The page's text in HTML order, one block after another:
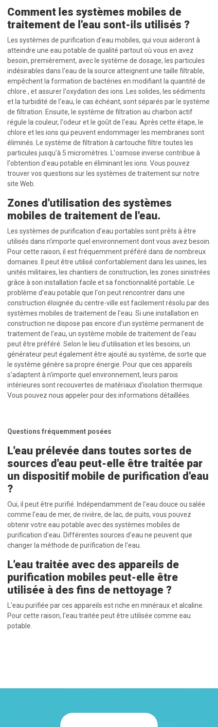
Comment les systèmes mobiles de
traitement de l'eau sont-ils utilisés ?
Les systèmes de purification d'eau mobiles, qui vous aideront à
atteindre une eau potable de qualité partout où vous en avez
besoin, premièrement, avec le système de dosage, les particules
indésirables dans l'eau de la source atteignent une taille filtrable,
empêchent la formation de bactéries en modifiant la quantité de
chlore , et assurer l'oxydation des ions. Les solides, les sédiments
et la turbidité de l'eau, le cas échéant, sont séparés par le système
de filtration. Ensuite, le système de filtration au charbon actif
régule la couleur, l'odeur et le goût de l'eau. Après cette étape, le
chlore et les ions qui peuvent endommager les membranes sont
éliminés. Le système de filtration à cartouche filtre toutes les
particules jusqu'à 5 micromètres. L'osmose inverse contribue à
l'obtention d'eau potable en éliminant les ions. Vous pouvez
trouver vos questions sur les systèmes de traitement sur notre
site Web.
Zones d'utilisation des systèmes
mobiles de traitement de l'eau.
Les systèmes de purification d'eau portables sont prêts à être
utilisés dans n'importe quel environnement dont vous avez besoin.
Pour cette raison, il est fréquemment préféré dans de nombreux
domaines. Il peut être utilisé confortablement dans les usines, les
unités militaires, les chantiers de construction, les zones sinistrées
grâce à son installation facile et sa fonctionnalité portable. Le
problème d'eau potable que l'on peut rencontrer dans une
construction éloignée du centre-ville est facilement résolu par des
systèmes mobiles de traitement de l'eau. Si une installation en
construction ne dispose pas encore d'un système permanent de
traitement de l'eau, un système mobile de traitement de l'eau
peut être préféré. Selon le lieu d'utilisation et les besoins, un
générateur peut également être ajouté au système, de sorte que
le système génère sa propre énergie. Pour que ces appareils
s'adaptent à n'importe quel environnement, leurs parois
intérieures sont recouvertes de matériaux d'isolation thermique.
Vous pouvez nous appeler pour des informations détaillées.
Questions fréquemment posées
L'eau prélevée dans toutes sortes de
sources d'eau peut-elle être traitée par
un dispositif mobile de purification d'eau
?
Oui, il peut être purifié. Indépendamment de l'eau douce ou salée
comme l'eau de mer, de rivière, de lac, de puits, vous pouvez
obtenir votre eau potable avec des systèmes mobiles de
purification d'eau. Différentes sources d'eau ne peuvent que
changer la méthode de purification de l'eau.
L'eau traitée avec des appareils de
purification mobiles peut-elle être
utilisée à des fins de nettoyage ?
L'eau purifiée par ces appareils est riche en minéraux et alcaline.
Pour cette raison, l'eau traitée peut être utilisée comme eau
potable.